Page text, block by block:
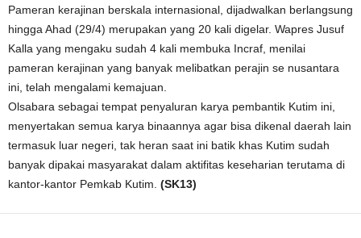
Pameran kerajinan berskala internasional, dijadwalkan berlangsung
hingga Ahad (29/4) merupakan yang 20 kali digelar. Wapres Jusuf
Kalla yang mengaku sudah 4 kali membuka Incraf, menilai
pameran kerajinan yang banyak melibatkan perajin se nusantara
ini, telah mengalami kemajuan.
Olsabara sebagai tempat penyaluran karya pembantik Kutim ini,
menyertakan semua karya binaannya agar bisa dikenal daerah lain
termasuk luar negeri, tak heran saat ini batik khas Kutim sudah
banyak dipakai masyarakat dalam aktifitas keseharian terutama di
kantor-kantor Pemkab Kutim. (SK13)